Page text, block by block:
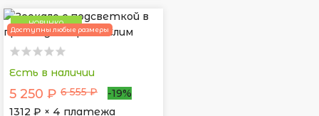
НОВИНКА
Доступны любые размеры
Есть в наличии
5 250 ₽ 6 555 ₽
-19%
1312 ₽ × 4 платежа